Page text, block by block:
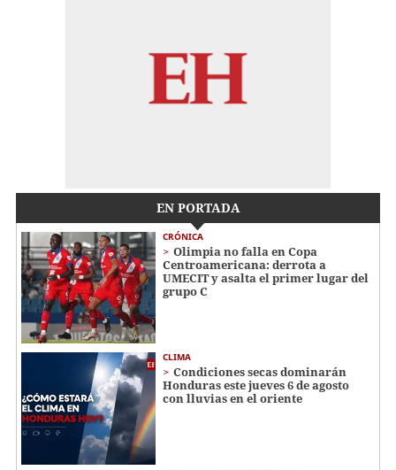
EN PORTADA
CRÓNICA
Olimpia no falla en Copa
Centroamericana: derrota a
UMECIT y asalta el primer lugar del
grupo C
CLIMA
Condiciones secas dominarán
Honduras este jueves 6 de agosto
con lluvias en el oriente